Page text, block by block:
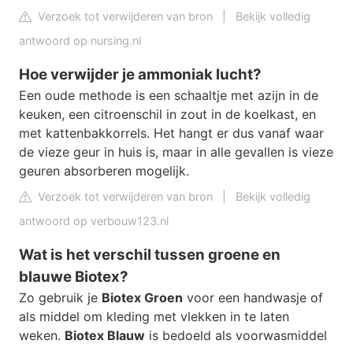
Verzoek tot verwijderen van bron
Bekijk volledig
antwoord op nursing.nl
Hoe verwijder je ammoniak lucht?
Een oude methode is een schaaltje met azijn in de
keuken, een citroenschil in zout in de koelkast, en
met kattenbakkorrels. Het hangt er dus vanaf waar
de vieze geur in huis is, maar in alle gevallen is vieze
geuren absorberen mogelijk.
Verzoek tot verwijderen van bron
Bekijk volledig
antwoord op verbouw123.nl
Wat is het verschil tussen groene en
blauwe Biotex?
Zo gebruik je Biotex Groen voor een handwasje of
als middel om kleding met vlekken in te laten
weken. Biotex Blauw is bedoeld als voorwasmiddel